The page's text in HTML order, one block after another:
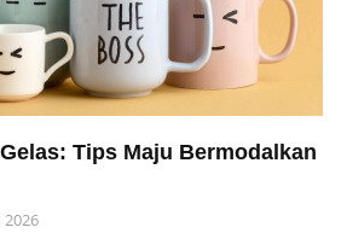
Tips Maju Bermodalkan
2026